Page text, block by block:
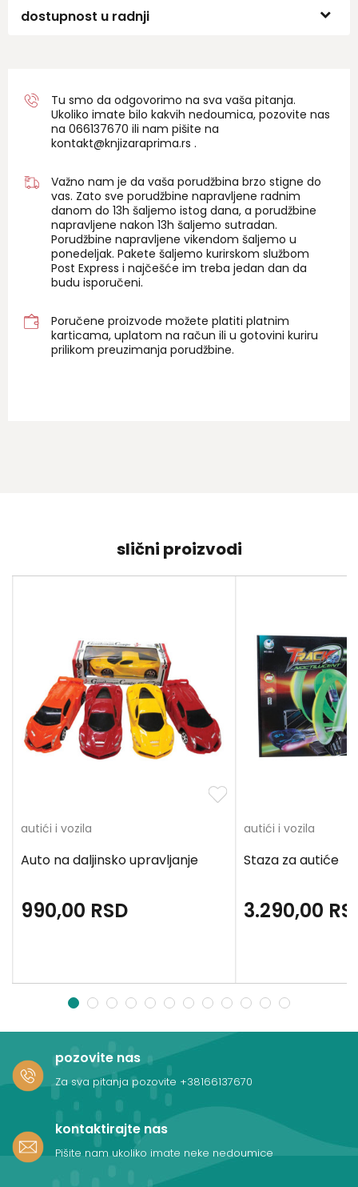
dostupnost u radnji
Tu smo da odgovorimo na sva vaša pitanja.
Ukoliko imate bilo kakvih nedoumica, pozovite nas
na 066137670 ili nam pišite na
kontakt@knjizaraprima.rs .
Važno nam je da vaša porudžbina brzo stigne do
vas. Zato sve porudžbine napravljene radnim
danom do 13h šaljemo istog dana, a porudžbine
napravljene nakon 13h šaljemo sutradan.
Porudžbine napravljene vikendom šaljemo u
ponedeljak. Pakete šaljemo kurirskom službom
Post Express i najčešće im treba jedan dan da
budu isporučeni.
Poručene proizvode možete platiti platnim
karticama, uplatom na račun ili u gotovini kuriru
prilikom preuzimanja porudžbine.
slični proizvodi
autići i vozila
Auto na daljinsko upravljanje
990,00 RSD
autići i vozila
Staza za autiće
3.290,00
1 2 3 4 5 6 7 8 9 10 11 12
pozovite nas
Za sva pitanja pozovite +38166137670
kontaktirajte nas
Pišite nam ukoliko imate neke nedoumice